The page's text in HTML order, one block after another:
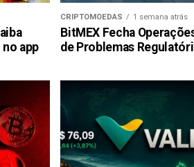
app
CRIPTOMOEDAS 1 semana atrás
BitMEX Fecha
de Problemas